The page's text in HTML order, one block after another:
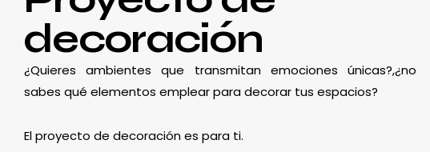
decoración
¿Quieres ambientes que transmitan emociones únicas?,¿no
sabes qué elementos emplear para decorar tus espacios?
El proyecto de decoración es para ti.